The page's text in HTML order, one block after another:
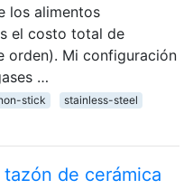
los alimentos
el costo total de
orden). Mi configuración
…
stick
stainless-steel
de cerámica